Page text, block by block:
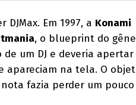
Em 1997, a Konami
, o blueprint do
um DJ e deveria apertar
apareciam na tela. O
fazia perder um pouco